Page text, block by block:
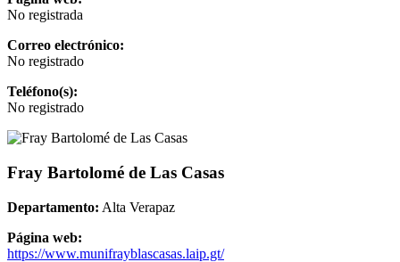
No registrada
Correo electrónico:
No registrado
Teléfono(s):
No registrado
Fray Bartolomé de Las Casas
Departamento: Alta Verapaz
Página web:
https://www.munifrayblascasas.laip.gt/